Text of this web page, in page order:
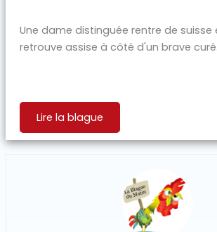
Une dame distinguée rentre de suisse
retrouve assise à côté d'un brave
Lire la blague